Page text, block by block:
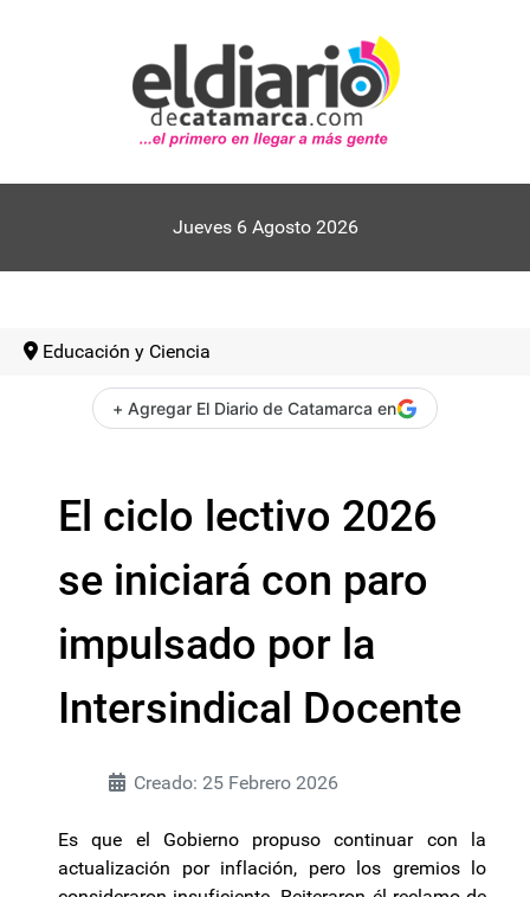
Jueves 6 Agosto 2026
Educación y Ciencia
+ Agregar El Diario de Catamarca en
El ciclo lectivo 2026
se iniciará con paro
impulsado por la
Intersindical Docente
Creado: 25 Febrero 2026
Es que el Gobierno propuso continuar con la
actualización por inflación, pero los gremios lo